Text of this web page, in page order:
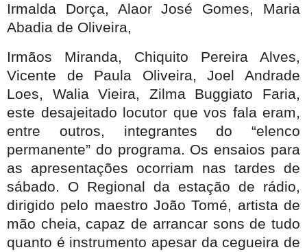
Irmalda Dorça, Alaor José Gomes, Maria
Abadia de Oliveira,
Irmãos Miranda, Chiquito Pereira Alves,
Vicente de Paula Oliveira, Joel Andrade
Loes, Walia Vieira, Zilma Buggiato Faria,
este desajeitado locutor que vos fala eram,
entre outros, integrantes do “elenco
permanente” do programa. Os ensaios para
as apresentações ocorriam nas tardes de
sábado. O Regional da estação de rádio,
dirigido pelo maestro João Tomé, artista de
mão cheia, capaz de arrancar sons de tudo
quanto é instrumento apesar da cegueira de